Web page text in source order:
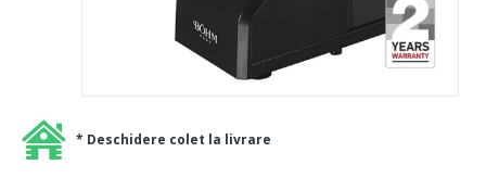
* Deschidere colet la livrare